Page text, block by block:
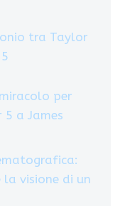
tra Taylor
per
a James
la visione di un